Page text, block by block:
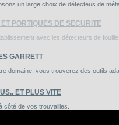
un large choix de détecteus de
PORTIQUES DE SECURITE
avec les détecteurs de
GARRETT
domaine, vous trouverez des outils
ET PLUS VITE
côté de vos trouvailles.